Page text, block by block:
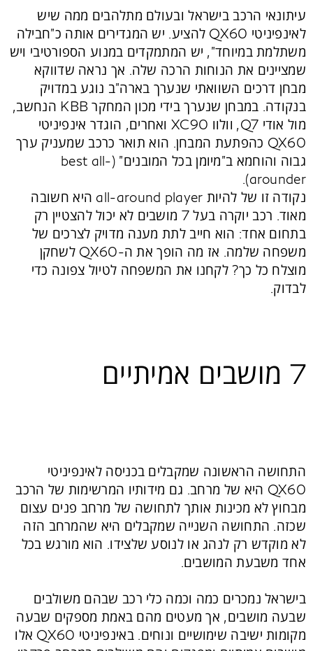
עיתונאי הרכב בישראל ובעולם מתלהבים ממה שיש
לאינפיניטי QX60 להציע. יש המגדירים אותה כ"חבילה
משתלמת במיוחד", יש המתמקדים במנוע הספורטיבי ויש
שמציינים את הנוחות הרכה שלה. אך נראה שדווקא
מבחן דרכים השוואתי שנערך בארה"ב נוגע במדויק
בנקודה. במבחן שנערך בידי מכון המחקר KBB הנחשב,
מול אודי Q7, וולוו XC90 ואחרים, הוגדר
אינפיניטי
QX60 כהפתעת המבחן. הוא תואר כרכב שמעניק ערך
גבוה והוחמא ב"מיומן בכל המובנים" (best all-
arounder).
נקודה זו של להיות all-around player היא חשובה
מאוד. רכב יוקרה בעל 7 מושבים לא יכול להצטיין רק
בתחום אחד: הוא חייב לתת מענה מדויק לצרכים של
משפחה שלמה. אז מה הופך את ה-QX60 לשחקן
מוצלח כל כך? לקחנו את המשפחה לטיול צפונה כדי
לבדוק.
7 מושבים אמיתיים
התחושה הראשונה שמקבלים בכניסה לאינפיניטי
QX60 היא של מרחב. גם מידותיו המרשימות של הרכב
מבחוץ לא מכינות אותך לתחושה של מרחב פנים עצום
שכזה. התחושה השנייה שמקבלים היא שהמרחב הזה
לא מוקדש רק לנהג או לנוסע שלצידו. הוא מורגש בכל
אחד משבעת המושבים.
בישראל נמכרים כמה וכמה כלי רכב שבהם משולבים
שבעה מושבים, אך מעטים מהם באמת מספקים שבעה
מקומות ישיבה שימושיים ונוחים. באינפיניטי QX60 אלו